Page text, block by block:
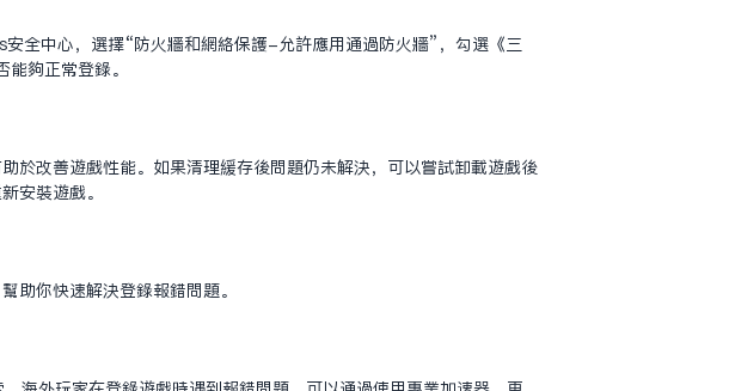
全中心，選擇“防火牆和網絡保護-允許應用通過防火牆”，勾選《三
夠正常登錄。
於改善遊戲性能。如果清理緩存後問題仍未解決，可以嘗試卸載遊戲後
安裝遊戲。
助你快速解決登錄報錯問題。